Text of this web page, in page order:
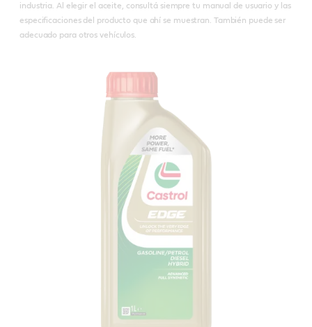
industria. Al elegir el aceite, consultá siempre tu manual de usuario y las
especificaciones del producto que ahí se muestran. También puede ser
adecuado para otros vehículos.